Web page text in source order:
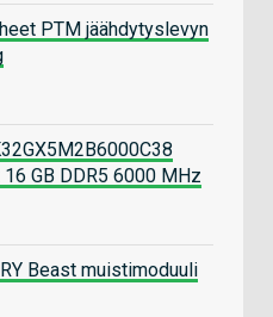
PTM jäähdytyslevyn
GB DDR5 6000 MHz
Beast muistimoduuli